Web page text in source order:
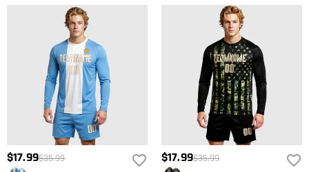
$17.99$35.99 $17.99$35.99